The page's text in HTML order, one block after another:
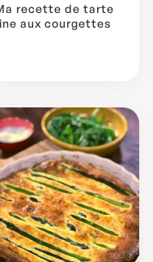
recette de tarte
aux courgettes